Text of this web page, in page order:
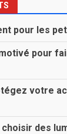
pour les
pour
votre
des